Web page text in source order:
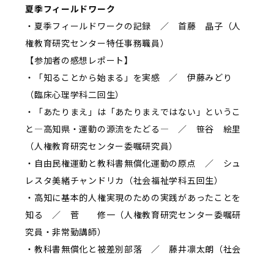
夏季フィールドワーク
・夏季フィールドワークの記録 ／ 首藤 晶子（人
権教育研究センター特任事務職員）
【参加者の感想レポート】
・「知ることから始まる」を実感 ／ 伊藤みどり
（臨床心理学科二回生）
・「あたりまえ」は「あたりまえではない」というこ
と―高知県・運動の源流をたどる― ／ 笹谷 絵里
（人権教育研究センター委嘱研究員）
・自由民権運動と教科書無償化運動の原点 ／ シュ
レスタ美緒チャンドリカ（社会福祉学科五回生）
・高知に基本的人権実現のための実践があったことを
知る ／ 菅 修一（人権教育研究センター委嘱研
究員・非常勤講師）
・教科書無償化と被差別部落 ／ 藤井凛太朗（社会